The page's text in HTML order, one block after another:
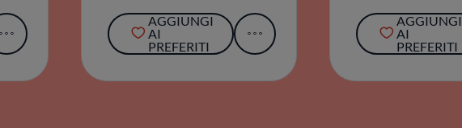
AGGIUNGI
AI
PREFERITI
AGGIUNGI
AI
PREFERITI